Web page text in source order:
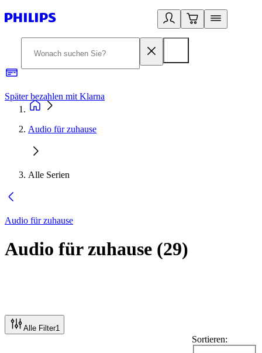
Später bezahlen mit Klarna
Audio für zuhause
Alle Serien
Audio für zuhause
Audio für zuhause (29)
Alle Filter1
Sortieren: